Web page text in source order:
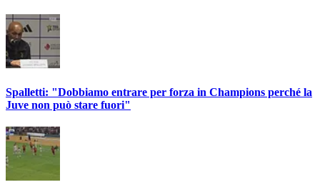
Spalletti: "Dobbiamo entrare per forza in Champions perché la
Juve non può stare fuori"